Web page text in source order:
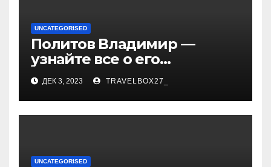
UNCATEGORISED
Политов Владимир —
узнайте все о его
биографии, возрасте и
впечатляющих
достижениях!
ДЕК 3, 2023 TRAVELBOX27_
UNCATEGORISED